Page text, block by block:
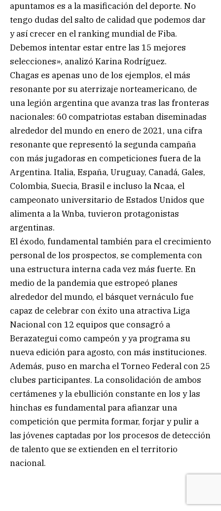
apuntamos es a la masificación del deporte. No
tengo dudas del salto de calidad que podemos dar
y así crecer en el ranking mundial de Fiba.
Debemos intentar estar entre las 15 mejores
selecciones», analizó Karina Rodríguez.
Chagas es apenas uno de los ejemplos, el más
resonante por su aterrizaje norteamericano, de
una legión argentina que avanza tras las fronteras
nacionales: 60 compatriotas estaban diseminadas
alrededor del mundo en enero de 2021, una cifra
resonante que representó la segunda campaña
con más jugadoras en competiciones fuera de la
Argentina. Italia, España, Uruguay, Canadá, Gales,
Colombia, Suecia, Brasil e incluso la Ncaa, el
campeonato universitario de Estados Unidos que
alimenta a la Wnba, tuvieron protagonistas
argentinas.
El éxodo, fundamental también para el crecimiento
personal de los prospectos, se complementa con
una estructura interna cada vez más fuerte. En
medio de la pandemia que estropeó planes
alrededor del mundo, el básquet vernáculo fue
capaz de celebrar con éxito una atractiva Liga
Nacional con 12 equipos que consagró a
Berazategui como campeón y ya programa su
nueva edición para agosto, con más instituciones.
Además, puso en marcha el Torneo Federal con 25
clubes participantes. La consolidación de ambos
certámenes y la ebullición constante en los y las
hinchas es fundamental para afianzar una
competición que permita formar, forjar y pulir a
las jóvenes captadas por los procesos de detección
de talento que se extienden en el territorio
nacional.